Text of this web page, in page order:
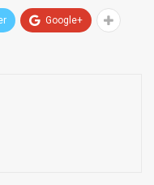
Google+